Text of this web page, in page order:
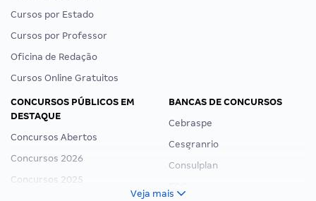
Cursos por Estado
Cursos por Professor
Oficina de Redação
Cursos Online Gratuitos
CONCURSOS PÚBLICOS EM
DESTAQUE
Concursos Abertos
Concursos 2026
Concursos 2025
BANCAS DE CONCURSOS
Cebraspe
Cesgranrio
Consulplan
Veja mais